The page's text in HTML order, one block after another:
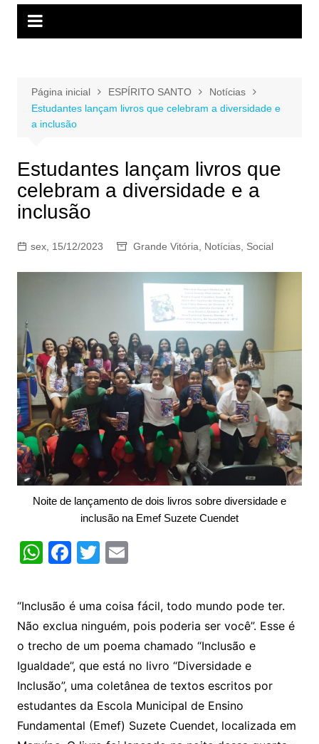
Página inicial ESPÍRITO SANTO
Notícias
Estudantes lançam livros que celebram a diversidade e
a inclusão
Estudantes lançam livros que
celebram a diversidade e a
inclusão
sex, 15/12/2023 Grande Vitória Notícias, Social
Noite de lançamento de dois livros sobre diversidade e
inclusão na Emef Suzete Cuendet
W
at
s
A
p
p
F
c
e
b
o
o
k
T
itt
er
E
ai
l
“Inclusão é uma coisa fácil, todo mundo pode ter.
Não exclua ninguém, pois poderia ser você”. Esse é
o trecho de um poema chamado “Inclusão e
Igualdade”, que está no livro “Diversidade e
Inclusão”, uma coletânea de textos escritos por
estudantes da Escola Municipal de Ensino
Fundamental (Emef) Suzete Cuendet, localizada em